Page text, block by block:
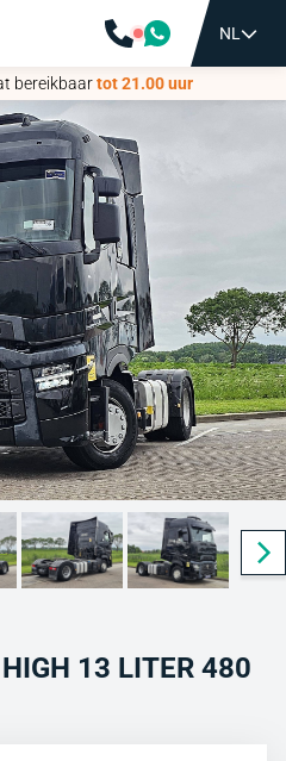
NL
bereikbaartot 21.00 uur
NL
bereikbaartot 21.00 uur
13 LITER 480